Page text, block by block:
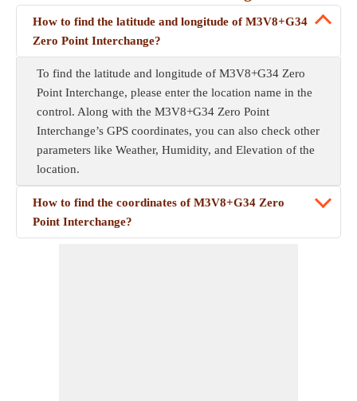
How to find the latitude and longitude of M3V8+G34
Zero Point Interchange?
To find the latitude and longitude of M3V8+G34 Zero
Point Interchange, please enter the location name in the
control. Along with the M3V8+G34 Zero Point
Interchange’s GPS coordinates, you can also check other
parameters like Weather, Humidity, and Elevation of the
location.
How to find the coordinates of M3V8+G34 Zero
Point Interchange?